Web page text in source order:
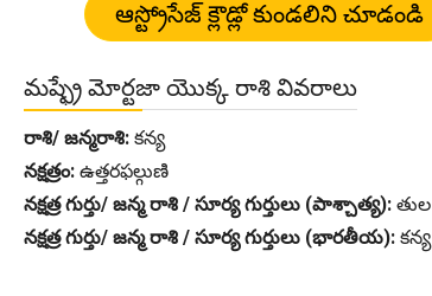
మష్ఫ్రే మోర్టజా యొక్క రాశి వివరాలు
రాశి/ జన్మరాశి: కన్య
నక్షత్రం: ఉత్తరఫల్గుణి
నక్షత్ర గుర్తు/ జన్మ రాశి / సూర్య గుర్తులు (పాశ్చాత్య): తుల
నక్షత్ర గుర్తు/ జన్మ రాశి / సూర్య గుర్తులు (భారతీయ): కన్య